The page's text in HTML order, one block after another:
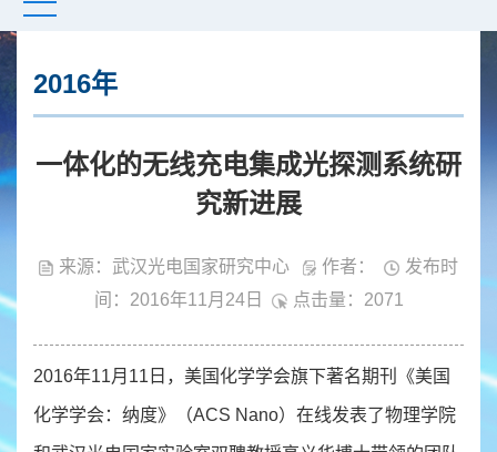
2016年
一体化的无线充电集成光探测系统研
究新进展
来源：武汉光电国家研究中心 作者：
发布时
间：2016年11月24日
点击量： 2071
2016年11月11日，美国化学学会旗下著名期刊《美国
化学学会：纳度》（ACS Nano）在线发表了物理学院